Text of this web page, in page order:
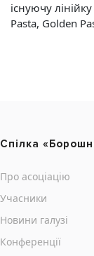
існуючу
Pasta, Golden
Cпілка
Про асоціацію
Учасники
Новини галузі
Конференції